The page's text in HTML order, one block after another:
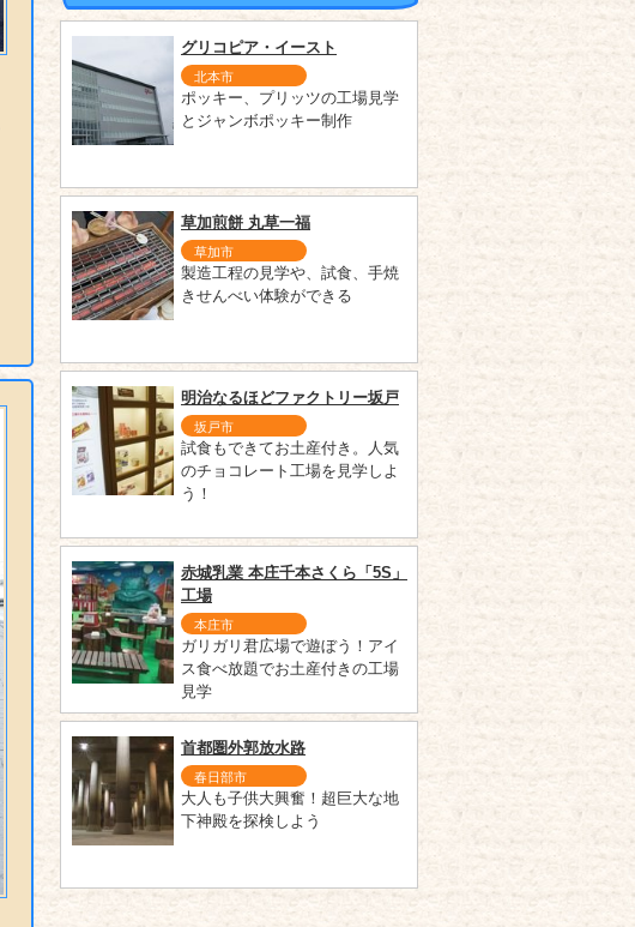
グリコピア・イースト
北本市
ポッキー、プリッツの工場見学
とジャンボポッキー制作
草加煎餅 丸草一福
草加市
製造工程の見学や、試食、手焼
きせんべい体験ができる
明治なるほどファクトリー坂戸
坂戸市
試食もできてお土産付き。人気
のチョコレート工場を見学しよ
う！
赤城乳業 本庄千本さくら「5S」
工場
本庄市
ガリガリ君広場で遊ぼう！アイ
ス食べ放題でお土産付きの工場
見学
首都圏外郭放水路
春日部市
大人も子供大興奮！超巨大な地
下神殿を探検しよう